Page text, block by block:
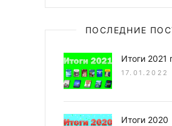
ПОСЛЕДНИЕ
Итоги 2021
17.01.2022
Итоги 2020